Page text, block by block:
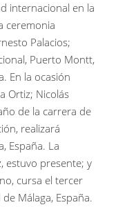
internacional en la
ceremonia
Palacios;
Puerto Montt,
En la ocasión
Ortiz; Nicolás
de la carrera de
realizará
España. La
estuvo presente; y
cursa el tercer
Málaga, España.